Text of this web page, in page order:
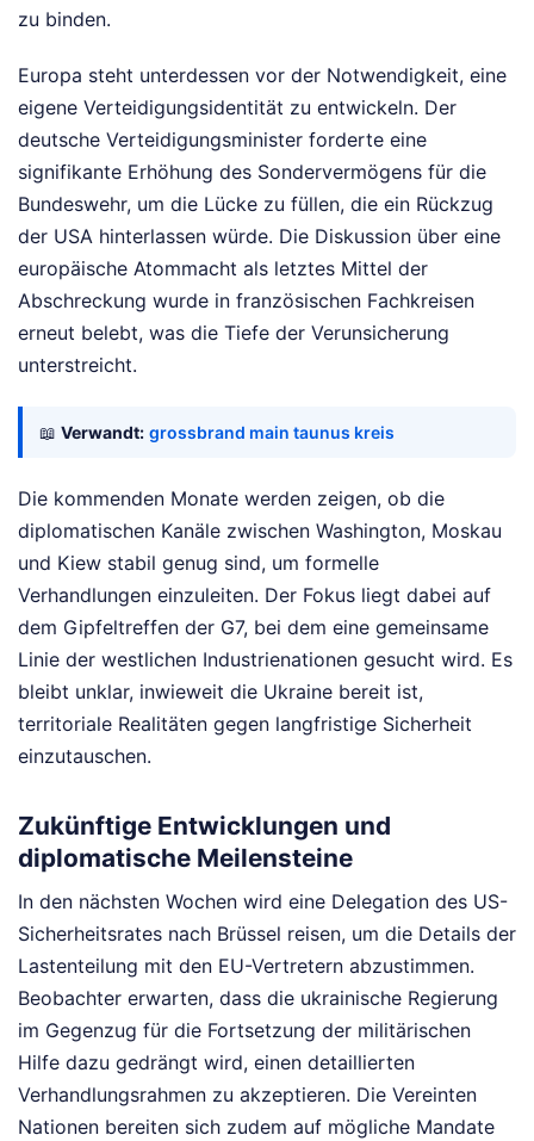
zu binden.
Europa steht unterdessen vor der Notwendigkeit, eine
eigene Verteidigungsidentität zu entwickeln. Der
deutsche Verteidigungsminister forderte eine
signifikante Erhöhung des Sondervermögens für die
Bundeswehr, um die Lücke zu füllen, die ein Rückzug
der USA hinterlassen würde. Die Diskussion über eine
europäische Atommacht als letztes Mittel der
Abschreckung wurde in französischen Fachkreisen
erneut belebt, was die Tiefe der Verunsicherung
unterstreicht.
📖 Verwandt: grossbrand main taunus kreis
Die kommenden Monate werden zeigen, ob die
diplomatischen Kanäle zwischen Washington, Moskau
und Kiew stabil genug sind, um formelle
Verhandlungen einzuleiten. Der Fokus liegt dabei auf
dem Gipfeltreffen der G7, bei dem eine gemeinsame
Linie der westlichen Industrienationen gesucht wird. Es
bleibt unklar, inwieweit die Ukraine bereit ist,
territoriale Realitäten gegen langfristige Sicherheit
einzutauschen.
Zukünftige Entwicklungen und
diplomatische Meilensteine
In den nächsten Wochen wird eine Delegation des US-
Sicherheitsrates nach Brüssel reisen, um die Details der
Lastenteilung mit den EU-Vertretern abzustimmen.
Beobachter erwarten, dass die ukrainische Regierung
im Gegenzug für die Fortsetzung der militärischen
Hilfe dazu gedrängt wird, einen detaillierten
Verhandlungsrahmen zu akzeptieren. Die Vereinten
Nationen bereiten sich zudem auf mögliche Mandate